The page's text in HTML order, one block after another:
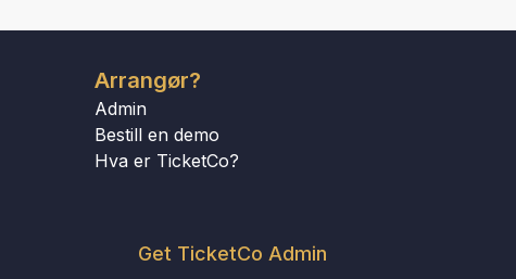
Arrangør?
Admin
Bestill en demo
Hva er TicketCo?
Get TicketCo Admin